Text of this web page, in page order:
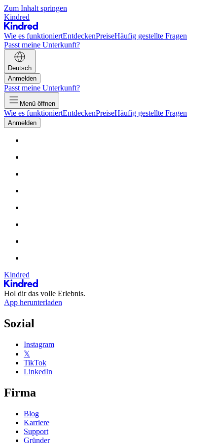
Zum Inhalt springen
Kindred
Wie es funktioniertEntdeckenPreiseHäufig gestellte Fragen
Passt meine Unterkunft?
Deutsch
Anmelden
Passt meine Unterkunft?
Menü öffnen
Wie es funktioniertEntdeckenPreiseHäufig gestellte Fragen
Anmelden
Kindred
Hol dir das volle Erlebnis.
App herunterladen
Sozial
Instagram
𝕏
TikTok
LinkedIn
Firma
Blog
Karriere
Support
Gründer